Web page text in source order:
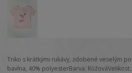
Triko s krátkými rukávy, zdobené veselým
bavlna, 40% polyesterBarva: